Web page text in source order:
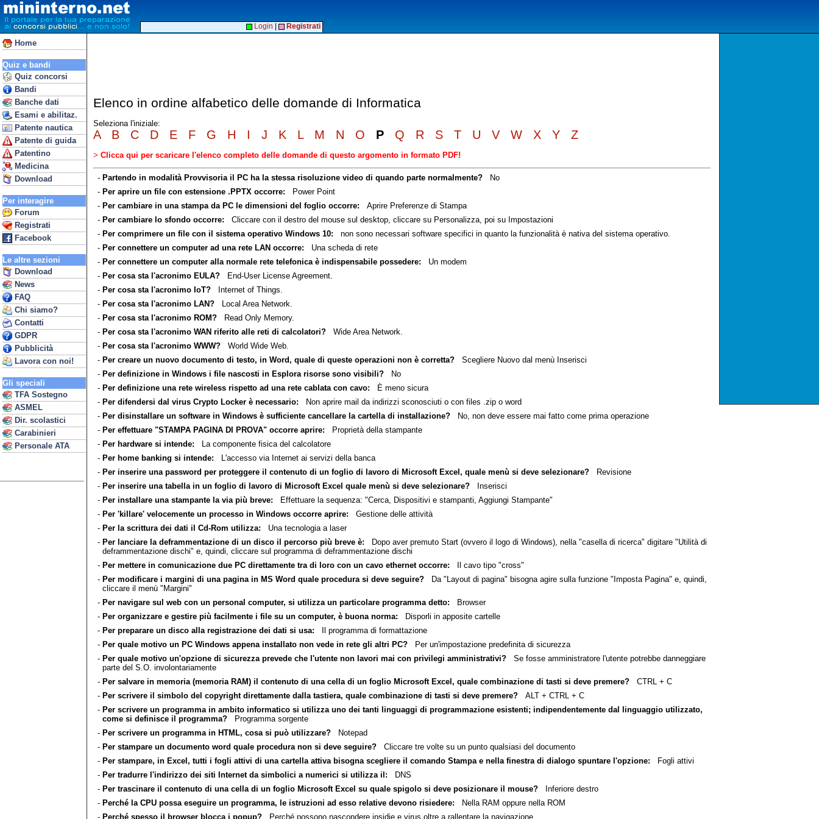
Home
Quiz e bandi
Quiz concorsi
Bandi
Banche dati
Esami e abilitaz.
Patente nautica
Patente di guida
Patentino
Medicina
Download
Per interagire
Forum
Registrati
Facebook
Le altre sezioni
Download
News
FAQ
Chi siamo?
Contatti
GDPR
Pubblicità
Lavora con noi!
Gli speciali
TFA Sostegno
ASMEL
Dir. scolastici
Carabinieri
Personale ATA
Login Registrati
Elenco in ordine alfabetico delle domande di Informatica
Seleziona l'iniziale:
A B C D E F G H I J K L M N O P Q R S T U V W X Y Z
> Clicca qui per scaricare l'elenco completo delle domande di questo argomento in formato PDF!
- Partendo in modalità Provvisoria il PC ha la stessa risoluzione video di quando parte normalmente?No
- Per aprire un file con estensione .PPTX occorre: Power Point
- Per cambiare in una stampa da PC le dimensioni del foglio occorre: Aprire Preferenze di Stampa
- Per cambiare lo sfondo occorre: Cliccare con il destro del mouse sul desktop, cliccare su Personalizza, poi su Impostazioni
- Per comprimere un file con il sistema operativo Windows 10: non sono necessari software specifici in quanto la funzionalità è nativa del sistema operativo.
- Per connettere un computer ad una rete LAN occorre: Una scheda di rete
- Per connettere un computer alla normale rete telefonica è indispensabile possedere: Un modem
- Per cosa sta l'acronimo EULA?End-User License Agreement.
- Per cosa sta l'acronimo IoT?Internet of Things.
- Per cosa sta l'acronimo LAN?Local Area Network.
- Per cosa sta l'acronimo ROM?Read Only Memory.
- Per cosa sta l'acronimo WAN riferito alle reti di calcolatori?Wide Area Network.
- Per cosa sta l'acronimo WWW?World Wide Web.
- Per creare un nuovo documento di testo, in Word, quale di queste operazioni non è corretta?Scegliere Nuovo dal menù Inserisci
- Per definizione in Windows i file nascosti in Esplora risorse sono visibili?No
- Per definizione una rete wireless rispetto ad una rete cablata con cavo: È meno sicura
- Per difendersi dal virus Crypto Locker è necessario: Non aprire mail da indirizzi sconosciuti o con files .zip o word
- Per disinstallare un software in Windows è sufficiente cancellare la cartella di installazione?No, non deve essere mai fatto come prima operazione
- Per effettuare "STAMPA PAGINA DI PROVA" occorre aprire: Proprietà della stampante
- Per hardware si intende: La componente fisica del calcolatore
- Per home banking si intende: L'accesso via Internet ai servizi della banca
- Per inserire una password per proteggere il contenuto di un foglio di lavoro di Microsoft Excel, quale menù si deve selezionare?Revisione
- Per inserire una tabella in un foglio di lavoro di Microsoft Excel quale menù si deve selezionare?Inserisci
- Per installare una stampante la via più breve: Effettuare la sequenza: "Cerca, Dispositivi e stampanti, Aggiungi Stampante"
- Per 'killare' velocemente un processo in Windows occorre aprire: Gestione delle attività
- Per la scrittura dei dati il Cd-Rom utilizza: Una tecnologia a laser
- Per lanciare la deframmentazione di un disco il percorso più breve è: Dopo aver premuto Start (ovvero il logo di Windows), nella "casella di ricerca" digitare "Utilità di
deframmentazione dischi" e, quindi, cliccare sul programma di deframmentazione dischi
- Per mettere in comunicazione due PC direttamente tra di loro con un cavo ethernet occorre: Il cavo tipo "cross"
- Per modificare i margini di una pagina in MS Word quale procedura si deve seguire?Da "Layout di pagina" bisogna agire sulla funzione "Imposta Pagina" e, quindi,
cliccare il menù "Margini"
- Per navigare sul web con un personal computer, si utilizza un particolare programma detto: Browser
- Per organizzare e gestire più facilmente i file su un computer, è buona norma: Disporli in apposite cartelle
- Per preparare un disco alla registrazione dei dati si usa: Il programma di formattazione
- Per quale motivo un PC Windows appena installato non vede in rete gli altri PC?Per un'impostazione predefinita di sicurezza
- Per quale motivo un'opzione di sicurezza prevede che l'utente non lavori mai con privilegi amministrativi?Se fosse amministratore l'utente potrebbe danneggiare
parte del S.O. involontariamente
- Per salvare in memoria (memoria RAM) il contenuto di una cella di un foglio Microsoft Excel, quale combinazione di tasti si deve premere?CTRL + C
- Per scrivere il simbolo del copyright direttamente dalla tastiera, quale combinazione di tasti si deve premere?ALT + CTRL + C
- Per scrivere un programma in ambito informatico si utilizza uno dei tanti linguaggi di programmazione esistenti; indipendentemente dal linguaggio utilizzato,
come si definisce il programma?Programma sorgente
- Per scrivere un programma in HTML, cosa si può utilizzare?Notepad
- Per stampare un documento word quale procedura non si deve seguire?Cliccare tre volte su un punto qualsiasi del documento
- Per stampare, in Excel, tutti i fogli attivi di una cartella attiva bisogna scegliere il comando Stampa e nella finestra di dialogo spuntare l'opzione: Fogli attivi
- Per tradurre l'indirizzo dei siti Internet da simbolici a numerici si utilizza il: DNS
- Per trascinare il contenuto di una cella di un foglio Microsoft Excel su quale spigolo si deve posizionare il mouse?Inferiore destro
- Perché la CPU possa eseguire un programma, le istruzioni ad esso relative devono risiedere: Nella RAM oppure nella ROM
- Perché spesso il browser blocca i popup?Perché possono nascondere insidie e virus oltre a rallentare la navigazione